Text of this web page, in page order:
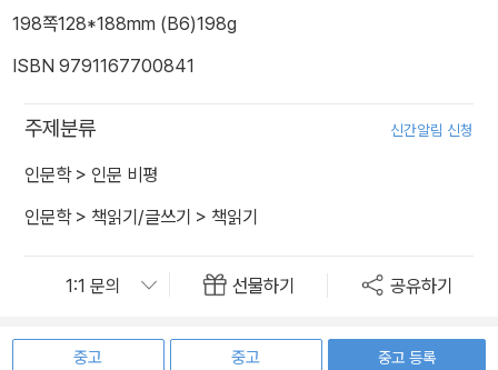
198쪽128*188mm (B6)198g
ISBN 9791167700841
주제분류 신간알림 신청
인문학> 인문 비평
인문학> 책읽기/글쓰기 > 책읽기
선물하기 공유하기
중고
중고
중고 등록